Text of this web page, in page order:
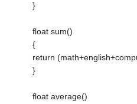
}
float sum()
{
return
}
float average()